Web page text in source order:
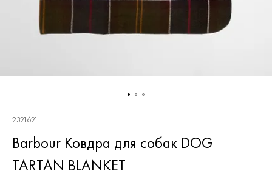
2321621
Barbour Ковдра для собак DOG
TARTAN BLANKET